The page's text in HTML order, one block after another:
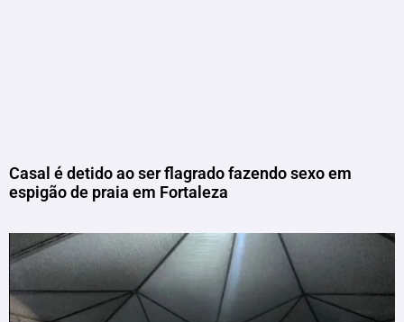
Casal é detido ao ser flagrado fazendo sexo em
espigão de praia em Fortaleza